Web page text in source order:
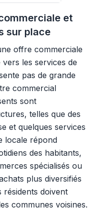
et
sur place
offre commerciale
les services de
pas de grande
commercial
sont
telles que des
et quelques services
locale répond
des habitants,
spécialisés ou
plus diversifiés
résidents doivent
communes voisines.